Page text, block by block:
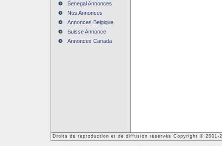
Senegal Annonces
Nos Annonces
Annonces Belgique
Suisse Annonce
Annonces Canada
Droits de reproduction et de diffusion réservés Copyright © 2001-